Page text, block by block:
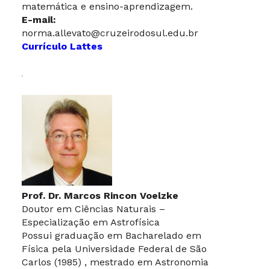
matemática e ensino-aprendizagem.
E-mail:
norma.allevato@cruzeirodosul.edu.br
Currículo Lattes
Prof. Dr. Marcos Rincon Voelzke
Doutor em Ciências Naturais –
Especialização em Astrofísica
Possui graduação em Bacharelado em
Física pela Universidade Federal de São
Carlos (1985) , mestrado em Astronomia